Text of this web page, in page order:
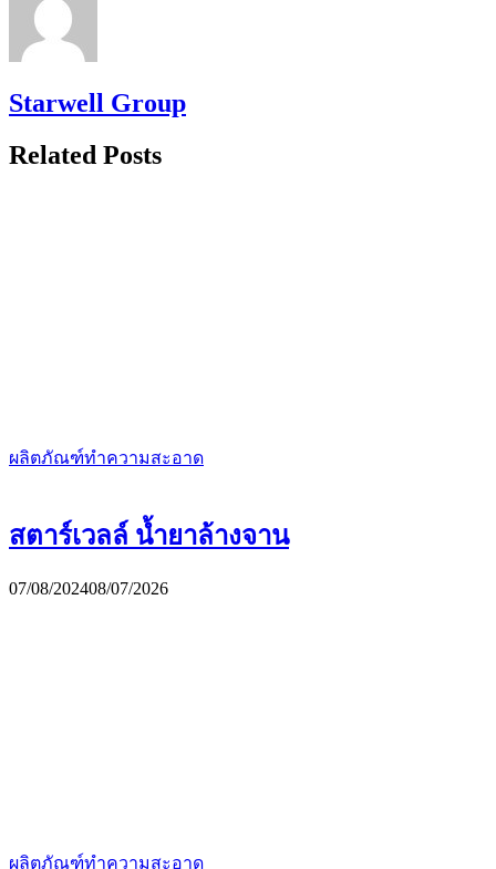
Starwell Group
Related Posts
ผลิตภัณฑ์ทำความสะอาด
สตาร์เวลล์ น้ำยาล้างจาน
07/08/202408/07/2026
ผลิตภัณฑ์ทำความสะอาด